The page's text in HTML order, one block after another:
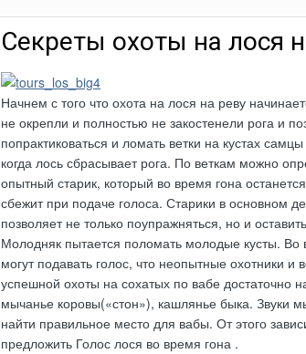
Секреты охоты на лося
Начнем с того что охота на лося на реву
не окрепли и полностью не закостенели рога и
попрактиковаться и ломать ветки на кустах
когда лось сбрасывает рога. По веткам можно
опытный старик, который во время гона
сбежит при подаче голоса. Старики в основном
позволяет не только поупражняться, но и
Молодняк пытается поломать молодые кусты.
могут подавать голос, что неопытные охотники
успешной охоты на сохатых по вабе достаточно
мычанье коровы(«стон»), кашлянье быка. Звуки
найти правильное место для вабы. От этого
предложить Голос лося во время гона .